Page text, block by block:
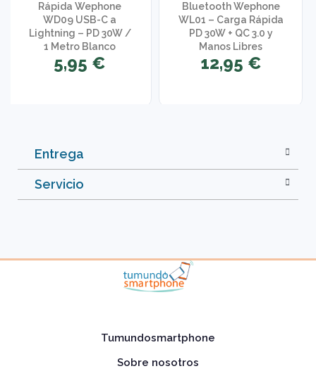
Rápida Wephone
WD09 USB-C a
Lightning – PD 30W /
1 Metro Blanco
5,95 €
Bluetooth Wephone
WL01 – Carga Rápida
PD 30W + QC 3.0 y
Manos Libres
12,95 €
Entrega
Servicio
Tumundosmartphone
Sobre nosotros